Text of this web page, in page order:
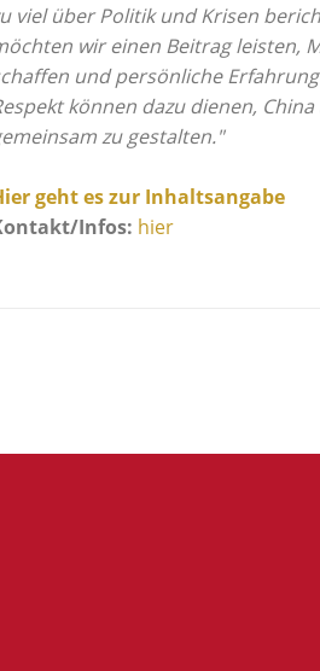
viel über Politik und Krisen
wir einen Beitrag leisten,
und persönliche
können dazu dienen,
zu gestalten."
geht es zur Inhaltsangabe
Infos: hier